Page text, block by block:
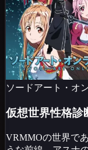
ソードアート・オ
仮想世界性格診
VRMMOの世界で